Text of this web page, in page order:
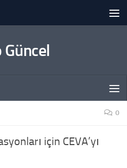
Güncel
0
için CEVA’yı